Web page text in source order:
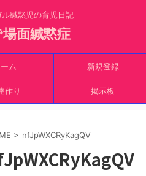
緘黙児の育児日記
面緘黙症
ム 新規登録
作り 掲示板
> nfJpWXCRyKagQV